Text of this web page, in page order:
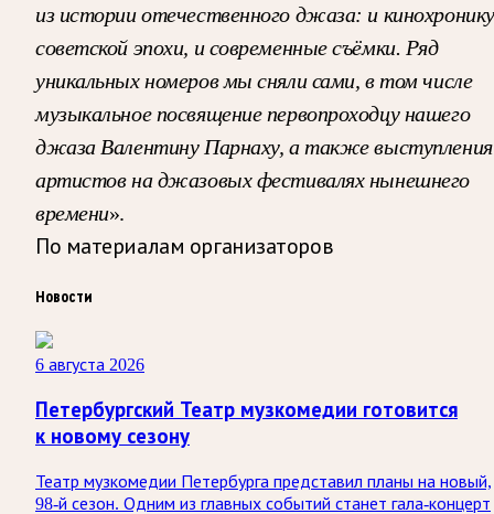
из истории отечественного джаза: и кинохронику
советской эпохи, и современные съёмки. Ряд
уникальных номеров мы сняли сами, в том числе
музыкальное посвящение первопроходцу нашего
джаза Валентину Парнаху, а также выступления
артистов на джазовых фестивалях нынешнего
времени».
По материалам организаторов
Новости
6 августа 2026
Петербургский Театр музкомедии готовится
к новому сезону
Театр музкомедии Петербурга представил планы на новый,
98-й сезон. Одним из главных событий станет гала-концерт